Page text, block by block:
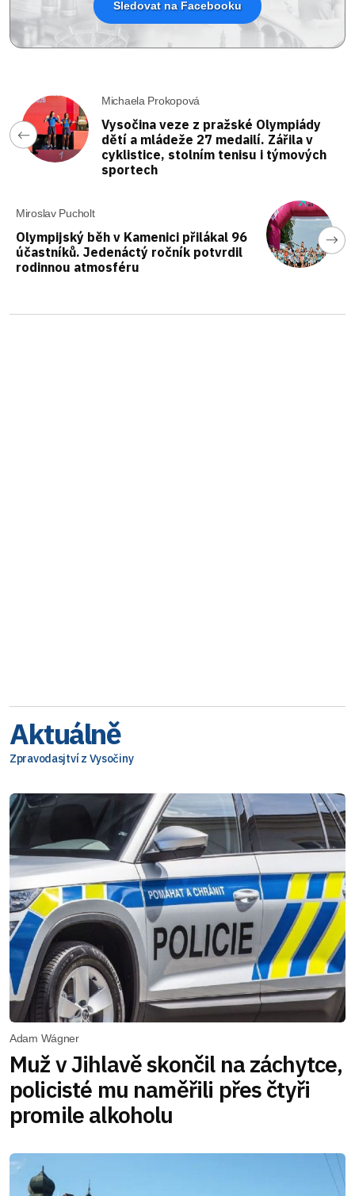
Sledovat na Facebooku
Michaela Prokopová
Vysočina veze z pražské Olympiády
dětí a mládeže 27 medailí. Zářila v
cyklistice, stolním tenisu i týmových
sportech
Miroslav Pucholt
Olympijský běh v Kamenici přilákal 96
účastníků. Jedenáctý ročník potvrdil
rodinnou atmosféru
Aktuálně
Zpravodasjtví z Vysočiny
Adam Wágner
Muž v Jihlavě skončil na záchytce,
policisté mu naměřili přes čtyři
promile alkoholu